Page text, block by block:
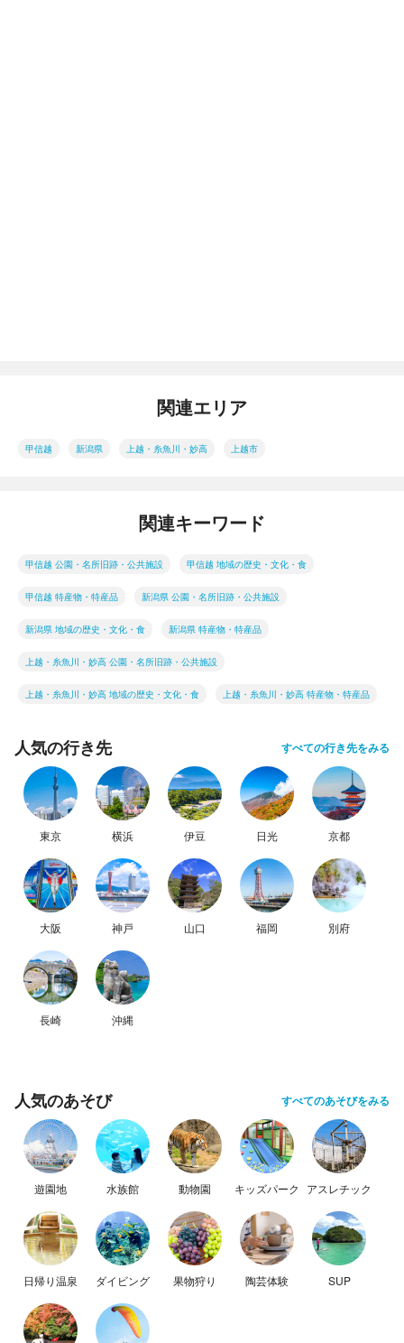
関連エリア
甲信越 新潟県 上越・糸魚川・妙高 上越市
関連キーワード
甲信越 公園・名所旧跡・公共施設 甲信越 地域の歴史・文化・食
甲信越 特産物・特産品 新潟県 公園・名所旧跡・公共施設
新潟県 地域の歴史・文化・食 新潟県 特産物・特産品
上越・糸魚川・妙高 公園・名所旧跡・公共施設
上越・糸魚川・妙高 地域の歴史・文化・食 上越・糸魚川・妙高 特産物・特産品
人気の行き先 すべての行き先をみる
東京 横浜 伊豆 日光 京都
大阪 神戸 山口 福岡 別府
長崎 沖縄
人気のあそび すべてのあそびをみる
遊園地 水族館 動物園 キッズパーク アスレチック
日帰り温泉 ダイビング 果物狩り 陶芸体験 SUP